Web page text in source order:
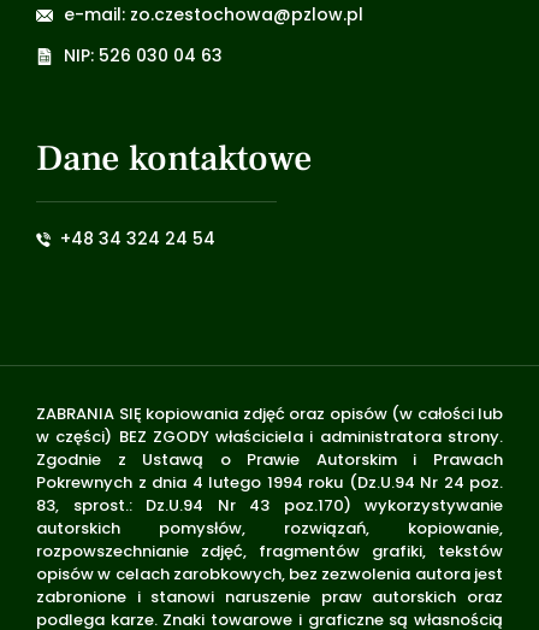
e-mail: zo.czestochowa@pzlow.pl
NIP: 526 030 04 63
Dane kontaktowe
+48 34 324 24 54
ZABRANIA SIĘ kopiowania zdjęć oraz opisów (w całości lub
w części) BEZ ZGODY właściciela i administratora strony.
Zgodnie z Ustawą o Prawie Autorskim i Prawach
Pokrewnych z dnia 4 lutego 1994 roku (Dz.U.94 Nr 24 poz.
83, sprost.: Dz.U.94 Nr 43 poz.170) wykorzystywanie
autorskich pomysłów, rozwiązań, kopiowanie,
rozpowszechnianie zdjęć, fragmentów grafiki, tekstów
opisów w celach zarobkowych, bez zezwolenia autora jest
zabronione i stanowi naruszenie praw autorskich oraz
podlega karze. Znaki towarowe i graficzne są własnością